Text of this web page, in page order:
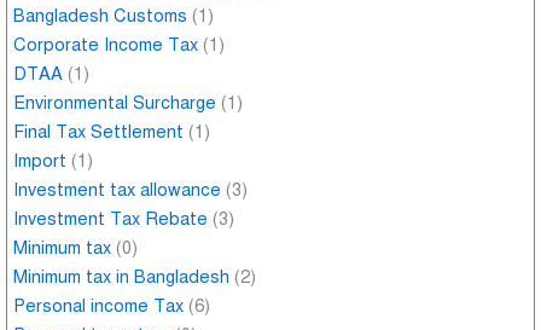
Bangladesh Customs (1)
Corporate Income Tax (1)
DTAA (1)
Environmental Surcharge (1)
Final Tax Settlement (1)
Import (1)
Investment tax allowance (3)
Investment Tax Rebate (3)
Minimum tax (0)
Minimum tax in Bangladesh (2)
Personal income Tax (6)